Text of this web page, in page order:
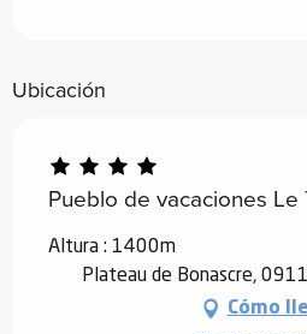
Ubicación
Pueblo de vacaciones Le
Altura : 1400m
Plateau de Bonascre,
Cómo